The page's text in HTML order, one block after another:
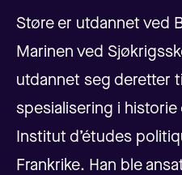
Støre er utdannet ved
Marinen ved
utdannet seg deretter
spesialisering i
Institut d’études
Frankrike. Han ble